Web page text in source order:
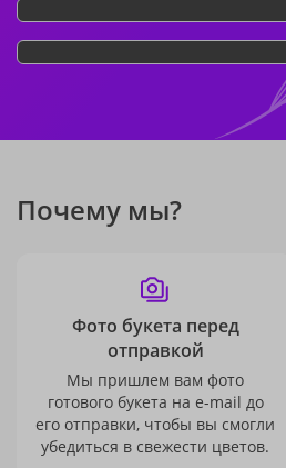
Почему мы?
Фото букета перед
отправкой
Мы пришлем вам фото
готового букета на e-mail до
его отправки, чтобы вы смогли
убедиться в свежести цветов.